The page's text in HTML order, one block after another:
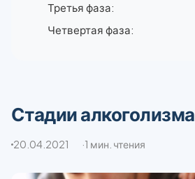
Третья фаза:
Четвертая фаза:
Стадии алкоголизма
20.04.2021 1 мин. чтения